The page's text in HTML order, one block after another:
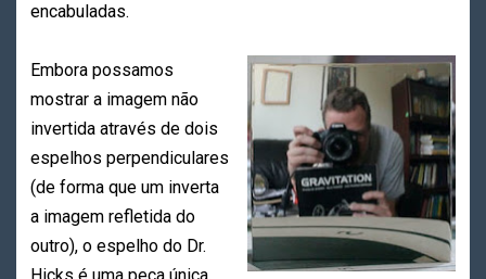
encabuladas.
Embora possamos
mostrar a imagem não
invertida através de dois
espelhos perpendiculares
(de forma que um inverta
a imagem refletida do
outro), o espelho do Dr.